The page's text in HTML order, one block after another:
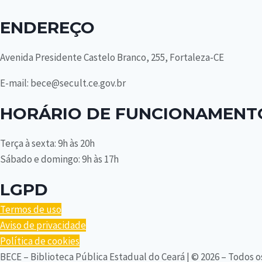
ENDEREÇO
Avenida Presidente Castelo Branco, 255, Fortaleza-CE
E-mail: bece@secult.ce.gov.br
HORÁRIO DE
Terça à sexta: 9h às 20h
Sábado e domingo: 9h às 17h
LGPD
Termos de uso
Aviso de privacidade
Política de cookies
BECE – Biblioteca Pública Estadual do Ceará | © 2026 – Todos